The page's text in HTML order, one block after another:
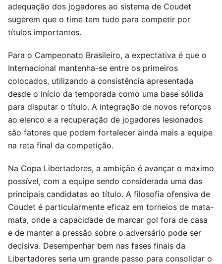
adequação dos jogadores ao sistema de Coudet
sugerem que o time tem tudo para competir por
títulos importantes.
Para o Campeonato Brasileiro, a expectativa é que o
Internacional mantenha-se entre os primeiros
colocados, utilizando a consistência apresentada
desde o início da temporada como uma base sólida
para disputar o título. A integração de novos reforços
ao elenco e a recuperação de jogadores lesionados
são fatores que podem fortalecer ainda mais a equipe
na reta final da competição.
Na Copa Libertadores, a ambição é avançar o máximo
possível, com a equipe sendo considerada uma das
principais candidatas ao título. A filosofia ofensiva de
Coudet é particularmente eficaz em torneios de mata-
mata, onde a capacidade de marcar gol fora de casa
e de manter a pressão sobre o adversário pode ser
decisiva. Desempenhar bem nas fases finais da
Libertadores seria um grande passo para consolidar o